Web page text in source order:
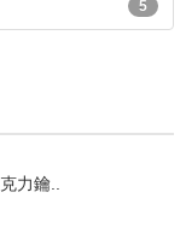
5
力鑰..